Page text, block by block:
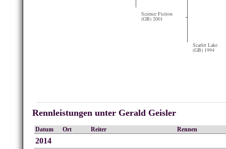
Science Fiction
(GB) 2001
Scarlet Lake
(GB) 1994
Rennleistungen unter Gerald Geisler
Datum Ort Reiter Rennen
2014